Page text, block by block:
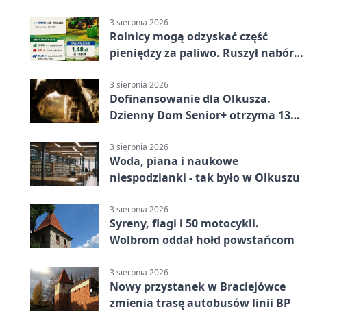
3 sierpnia 2026
Rolnicy mogą odzyskać część
pieniędzy za paliwo. Ruszył nabór
3 sierpnia 2026
Dofinansowanie dla Olkusza.
Dzienny Dom Senior+ otrzyma 134
3 sierpnia 2026
Woda, piana i naukowe
niespodzianki - tak było w Olkuszu
3 sierpnia 2026
Syreny, flagi i 50 motocykli.
Wolbrom oddał hołd powstańcom
3 sierpnia 2026
Nowy przystanek w Braciejówce
zmienia trasę autobusów linii BP